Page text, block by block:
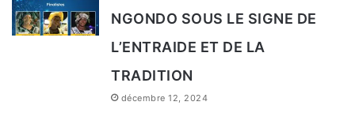
NGONDO SOUS LE SIGNE DE
L’ENTRAIDE ET DE LA
TRADITION
décembre 12, 2024